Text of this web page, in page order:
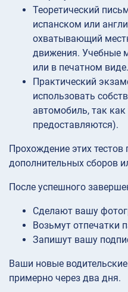
Теоретический
испанском или
охватывающий
движения. Учебные
или в печатном виде.
Практический
использовать
автомобиль, так
предоставляются).
Прохождение этих тестов
дополнительных сборов
После успешного
Сделают вашу
Возьмут отпечатки
Запишут вашу
Ваши новые
примерно через два дня.